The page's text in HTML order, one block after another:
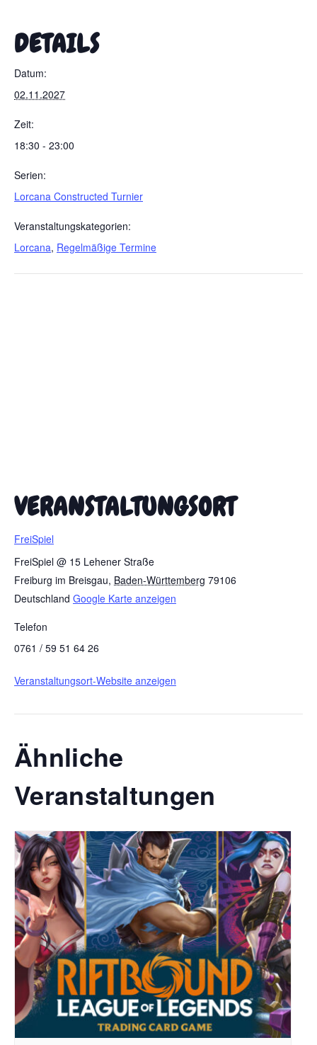
DETAILS
Datum:
02.11.2027
Zeit:
18:30 - 23:00
Serien:
Lorcana Constructed Turnier
Veranstaltungskategorien:
Lorcana, Regelmäßige Termine
VERANSTALTUNGSORT
FreiSpiel
FreiSpiel @ 15 Lehener Straße
Freiburg im Breisgau, Baden-Württemberg 79106
Deutschland Google Karte anzeigen
Telefon
0761 / 59 51 64 26
Veranstaltungsort-Website anzeigen
Ähnliche
Veranstaltungen